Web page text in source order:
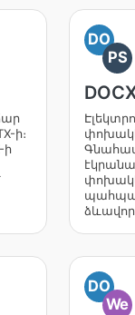
ի։
ի
DO
PS
DO
We